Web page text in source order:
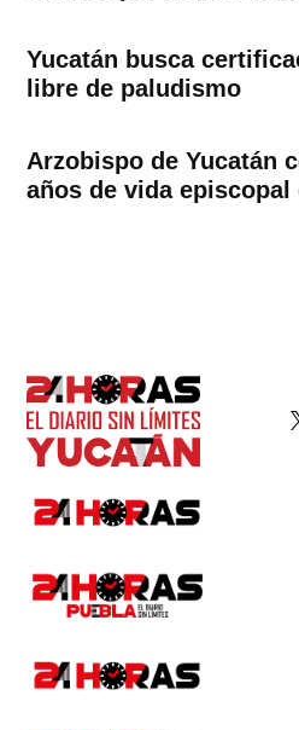
Yucatán busca
libre de paludismo
Arzobispo de Yucatán
años de vida episcopal
X